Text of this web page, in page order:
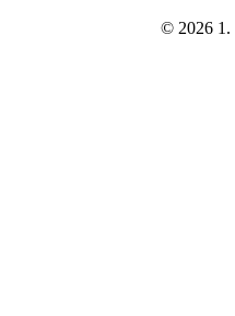
© 2026